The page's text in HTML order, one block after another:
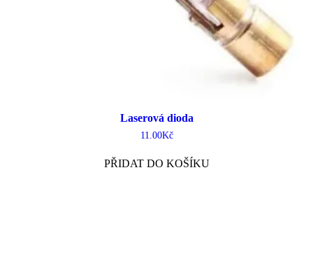
Laserová dioda
11.00Kč
PŘIDAT DO KOŠÍKU